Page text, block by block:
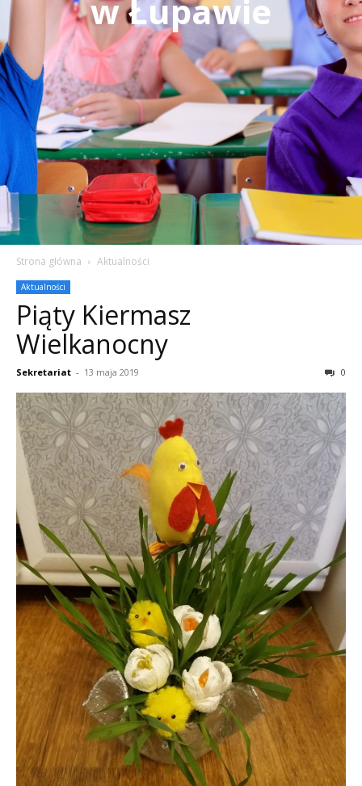
w Łupawie
Strona główna Aktualności
Aktualności
Piąty Kiermasz
Wielkanocny
Sekretariat - 13 maja 2019 0